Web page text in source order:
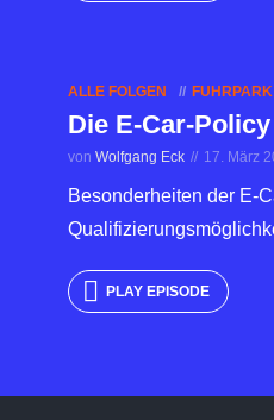
ALLE FOLGEN
Die E-Car-
von Wolfgang Eck 17. März
Besonderheiten der E-
PLAY EPISODE